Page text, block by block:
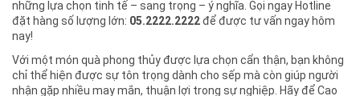
những lựa chọn tinh tế – sang trọng – ý nghĩa. Gọi ngay Hotline
đặt hàng số lượng lớn: 05.2222.2222để được tư vấn ngay hôm
nay!
Với một món quà phong thủy được lựa chọn cẩn thận, bạn không
chỉ thể hiện được sự tôn trọng dành cho sếp mà còn giúp người
nhận gặp nhiều may mắn, thuận lợi trong sự nghiệp. Hãy để Cao